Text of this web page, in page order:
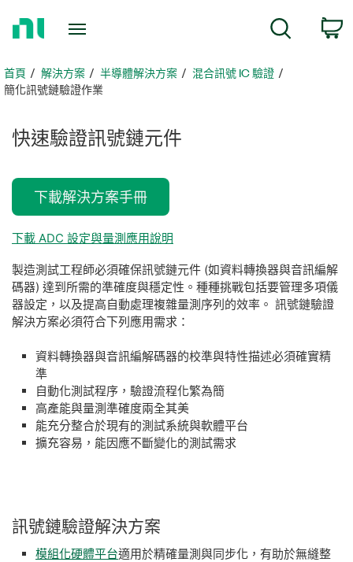
頁首頁 解決方案 半導體解決方案
混合訊號 IC 驗證
​簡化訊號鏈驗證作業
快速驗證訊號鏈元件
下載解決方案手冊
下載 ADC 設定與量測應用說明
製造測試工程師必須確保訊號鏈元件 (如資料轉換器與音訊編解
碼器) 達到所需的準確度與穩定性。種種挑戰包括要管理多項儀
器設定，以及提高自動處理複雜量測序列的效率。 訊號鏈驗證
解決方案必須符合下列應用需求：
資料轉換器與音訊編解碼器的校準與特性描述必須確實精
準
自動化測試程序，驗證流程化繁為簡
高產能與量測準確度兩全其美
能充分整合於現有的測試系統與軟體平台
擴充容易，能因應不斷變化的測試需求
訊號鏈驗證解決方案
模組化硬體平台適用於精確量測與同步化，有助於無縫整